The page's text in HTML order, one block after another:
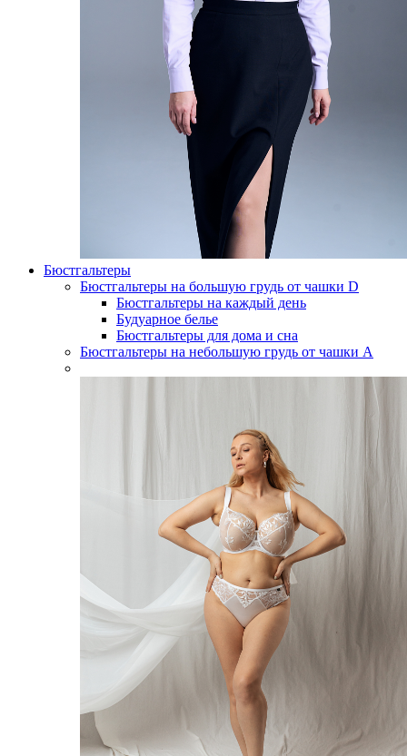
Бюстгальтеры
Бюстгальтеры на большую грудь от чашки D
Бюстгальтеры на каждый день
Будуарное белье
Бюстгальтеры для дома и сна
Бюстгальтеры на небольшую грудь от чашки А